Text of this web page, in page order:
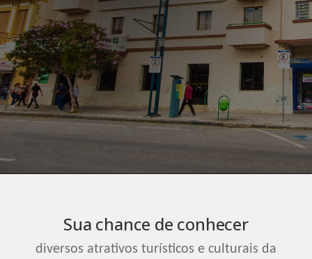
Sua chance de conhecer
diversos atrativos turísticos e culturais da